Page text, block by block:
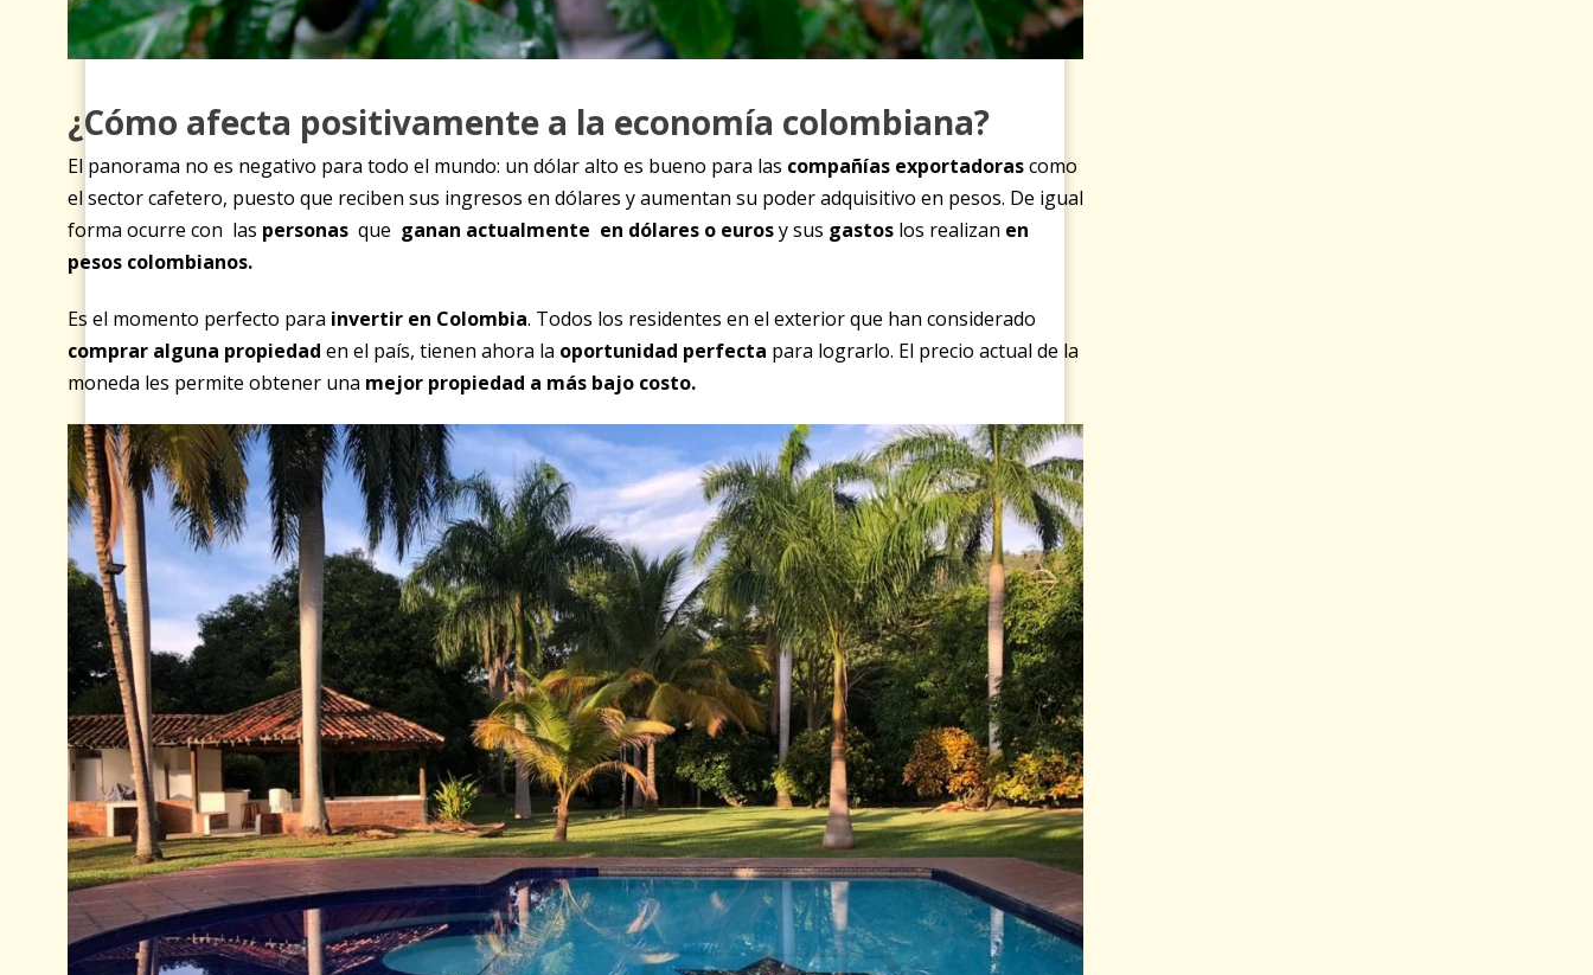
¿Cómo afecta positivamente a la economía colombiana?
El panorama no es negativo para todo el mundo: un dólar alto es bueno para las compañías exportadorascomo
el sector cafetero, puesto que reciben sus ingresos en dólares y aumentan su poder adquisitivo en pesos. De igual
forma ocurre con las personas que ganan actualmente en dólares o eurosy sus gastoslos realizan en
pesos colombianos.
Es el momento perfecto para invertir en Colombia. Todos los residentes en el exterior que han considerado
comprar alguna propiedad en el país, tienen ahora la oportunidad perfecta para lograrlo. El precio actual de la
moneda les permite obtener una mejor propiedad a más bajo costo.